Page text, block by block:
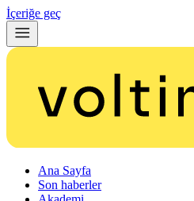
İçeriğe geç
Ana Sayfa
Son haberler